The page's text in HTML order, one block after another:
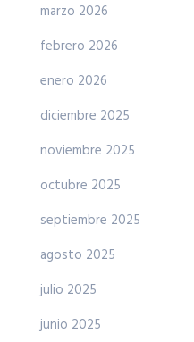
marzo 2026
febrero 2026
enero 2026
diciembre 2025
noviembre 2025
octubre 2025
septiembre 2025
agosto 2025
julio 2025
junio 2025